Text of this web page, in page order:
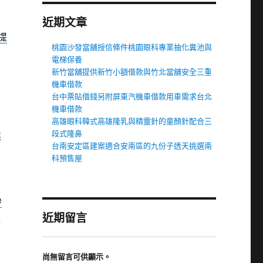
近期文章
桃園沙發當舖授信條件桃園眼科專業抽化糞池與
電梯保養
新竹當舖提供新竹小額借款與竹北當舖安全三重
機車借款
台中票貼借錢另附屏東汽機車借款用車需求台北
機車借款
高雄眼科韓式高雄隆乳與精靈針的童顏針配合三
段式隆鼻
台南安定區建案適合安南區的九份子透天挑選南
科預售屋
近期留言
尚無留言可供顯示。